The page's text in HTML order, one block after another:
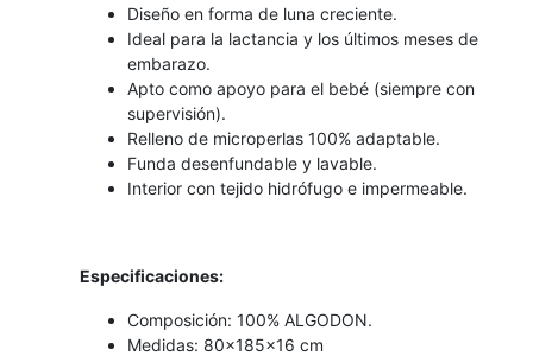
Diseño en forma de luna creciente.
Ideal para la lactancia y los últimos meses de
embarazo.
Apto como apoyo para el bebé (siempre con
supervisión).
Relleno de microperlas 100% adaptable.
Funda desenfundable y lavable.
Interior con tejido hidrófugo e impermeable.
Especificaciones:
Composición: 100% ALGODON.
Medidas: 80x185x16 cm